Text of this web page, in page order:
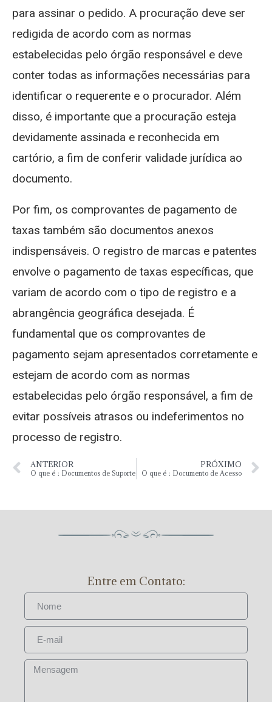
para assinar o pedido. A procuração deve ser
redigida de acordo com as normas
estabelecidas pelo órgão responsável e deve
conter todas as informações necessárias para
identificar o requerente e o procurador. Além
disso, é importante que a procuração esteja
devidamente assinada e reconhecida em
cartório, a fim de conferir validade jurídica ao
documento.
Por fim, os comprovantes de pagamento de
taxas também são documentos anexos
indispensáveis. O registro de marcas e patentes
envolve o pagamento de taxas específicas, que
variam de acordo com o tipo de registro e a
abrangência geográfica desejada. É
fundamental que os comprovantes de
pagamento sejam apresentados corretamente e
estejam de acordo com as normas
estabelecidas pelo órgão responsável, a fim de
evitar possíveis atrasos ou indeferimentos no
processo de registro.
ANTERIOR
O que é : Documentos de Suporte
PRÓXIMO
O que é : Documento de Acesso
Entre em Contato: